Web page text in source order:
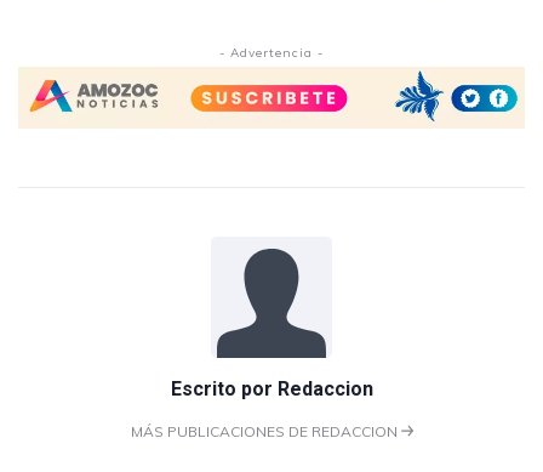
- Advertencia -
Escrito por Redaccion
MÁS PUBLICACIONES DE REDACCION